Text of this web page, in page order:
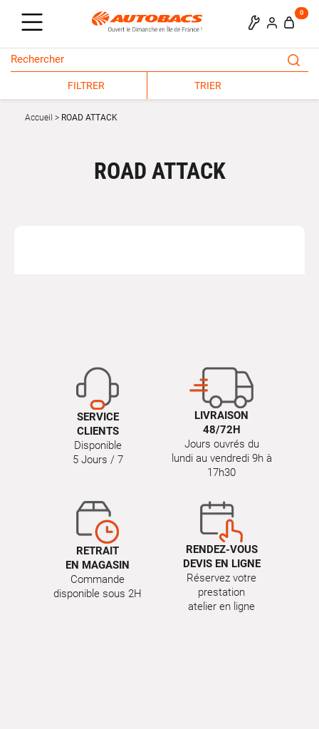
0
FILTRER TRIER
Accueil ROAD ATTACK
ROAD ATTACK
SERVICE
CLIENTS
Disponible
5 Jours / 7
LIVRAISON
48/72H
Jours ouvrés du
lundi au vendredi 9h à
17h30
RETRAIT
EN MAGASIN
Commande
disponible sous 2H
RENDEZ-VOUS
DEVIS EN LIGNE
Réservez votre
prestation
atelier en ligne